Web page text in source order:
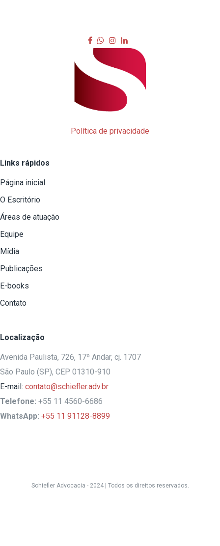
Política de privacidade
Links rápidos
Página inicial
O Escritório
Áreas de atuação
Equipe
Mídia
Publicações
E-books
Contato
Localização
Avenida Paulista, 726, 17º Andar, cj. 1707
São Paulo (SP), CEP 01310-910
E-mail: contato@schiefler.adv.br
Telefone: +55 11 4560-6686
WhatsApp: +55 11 91128-8899
Schiefler Advocacia - 2024 | Todos os direitos reservados.